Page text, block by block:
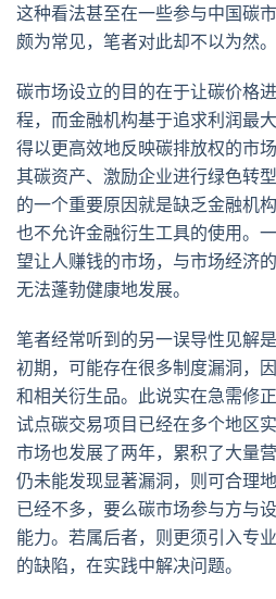
这种看法甚至在一些参与中国碳
颇为常见，笔者对此却不以为然。
碳市场设立的目的在于让碳价格
程，而金融机构基于追求利润最
得以更高效地反映碳排放权的市
其碳资产、激励企业进行绿色转
的一个重要原因就是缺乏金融机
也不允许金融衍生工具的使用。
望让人赚钱的市场，与市场经济
无法蓬勃健康地发展。
笔者经常听到的另一误导性见解
初期，可能存在很多制度漏洞，
和相关衍生品。此说实在急需修
试点碳交易项目已经在多个地区
市场也发展了两年，累积了大量
仍未能发现显著漏洞，则可合理
已经不多，要么碳市场参与方与
能力。若属后者，则更须引入专
的缺陷，在实践中解决问题。